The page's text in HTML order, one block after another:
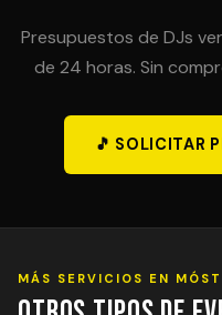
Presupuestos de DJs
de 24 horas. Sin
🎵 SOLICITAR
MÁS SERVICIOS EN